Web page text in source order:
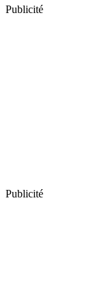
Publicité
Publicité